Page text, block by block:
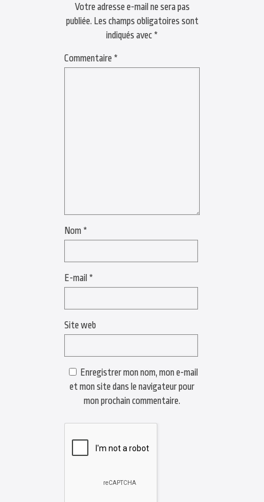
Votre adresse e-mail ne sera pas
publiée. Les champs obligatoires sont
indiqués avec *
Commentaire *
Nom *
E-mail *
Site web
Enregistrer mon nom, mon e-mail
et mon site dans le navigateur pour
mon prochain commentaire.